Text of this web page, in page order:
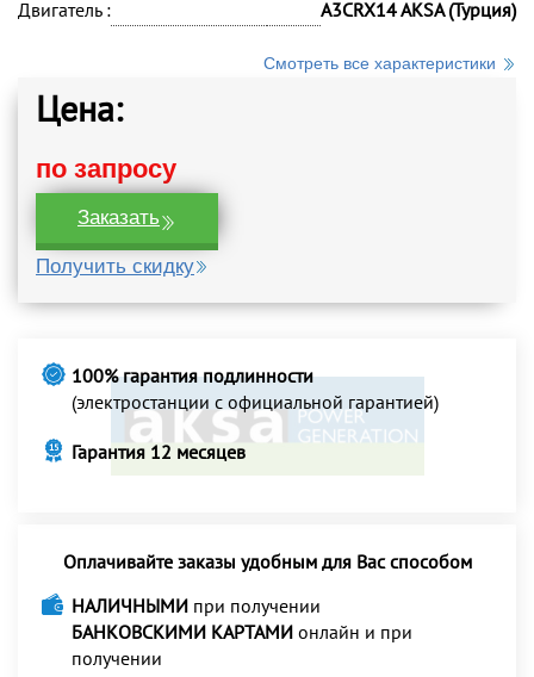
Двигатель :
A3CRX14 AKSA (Турция)
Смотреть все характеристики
Цена:
по запросу
Заказать
Получить скидку
100% гарантия подлинности
(электростанции с официальной гарантией)
Гарантия 12 месяцев
Оплачивайте заказы удобным для Вас способом
НАЛИЧНЫМИ при получении
БАНКОВСКИМИ КАРТАМИ онлайн и при
получении